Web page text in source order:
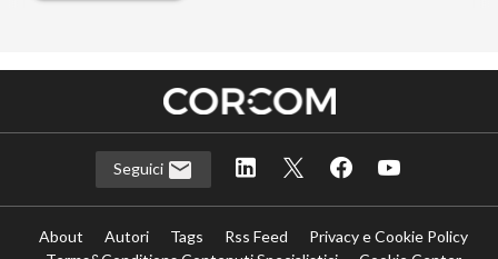
Seguici
About Autori Tags Rss Feed
Privacy e Cookie Policy